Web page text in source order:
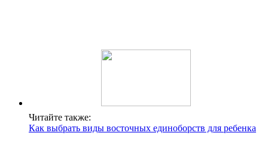
Читайте также:
Как выбрать виды восточных единоборств для ребенка